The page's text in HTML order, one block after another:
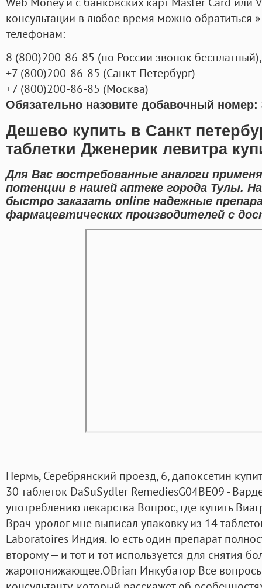
консультации в любое время можно обратиться
телефонам:
8 (800)200-86-85 (по России звонок бесплатный),
+7 (800)200-86-85 (Санкт-Петербург)
+7 (800)200-86-85 (Москва)
Обязательно назовите добавочный номер:
Дешево купить в Санкт
таблетки Дженерик левитра
Для Вас востребованные аналоги
потенции в нашей аптеке города Тулы.
быстро заказать online надежные
фармацевтических производителей с
Пермь, Серебрянский проезд, 6, дапоксетин
30 таблеток DaSuSydler RemediesG04BE09 -
употреблению лекарства Вопрос, где купить
Врач-уролог мне выписал упаковку из 14
Laboratoires Индия. То есть один препарат
второму — и тот и тот используется для снятия
жаропонижающее.OBrian Инкубатор Все